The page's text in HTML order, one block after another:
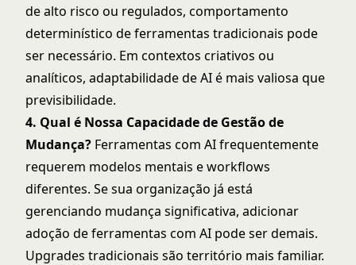
de alto risco ou regulados, comportamento
determinístico de ferramentas tradicionais pode
ser necessário. Em contextos criativos ou
analíticos, adaptabilidade de AI é mais valiosa que
previsibilidade.
4. Qual é Nossa Capacidade de Gestão de
Mudança? Ferramentas com AI frequentemente
requerem modelos mentais e workflows
diferentes. Se sua organização já está
gerenciando mudança significativa, adicionar
adoção de ferramentas com AI pode ser demais.
Upgrades tradicionais são território mais familiar.